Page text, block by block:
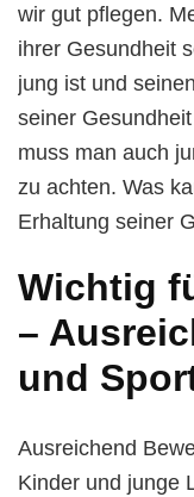
wir gut pflegen.
ihrer Gesundheit
jung ist und
seiner
muss man auch
zu achten. Was
Erhaltung seiner
Wichtig
–
und
Ausreichend
Kinder und junge